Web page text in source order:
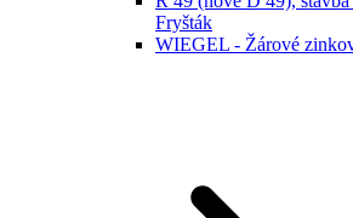
Fryšták
WIEGEL - Žárové